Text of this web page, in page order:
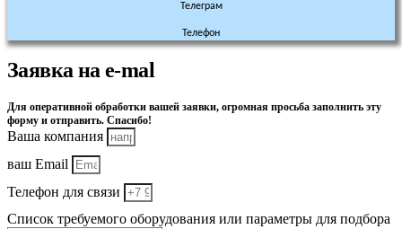
Телеграм
Телефон
Заявка на e-mal
Для оперативной обработки вашей заявки, огромная просьба заполнить эту
форму и отправить. Спасибо!
Ваша компания
ваш Email
Телефон для связи
Список требуемого оборудования или параметры для подбора